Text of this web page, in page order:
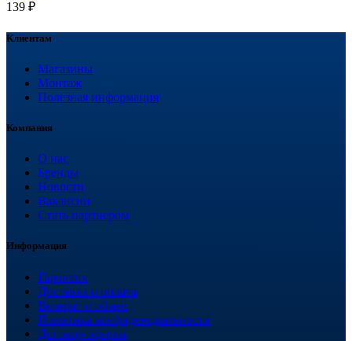
139 ₽
Клиентам
Магазины
Монтаж
Полезная информация
Компания
О нас
Бренды
Новости
Вакансии
Стать партнером
Информация
Гарантия
Доставка и оплата
Возврат и обмен
Политика конфиденциальности
Договор оферты